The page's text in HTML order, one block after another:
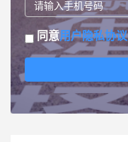
同意用户隐私协议